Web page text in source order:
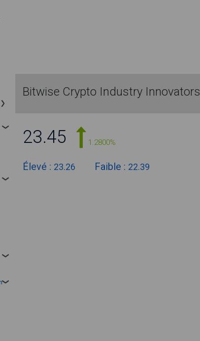
Bitwise Crypto Industry Innovators
23.45 1.2800%
Élevé : 23.26 Faible : 22.39